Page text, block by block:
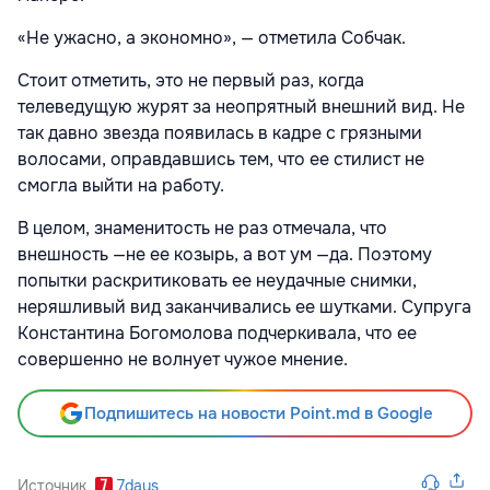
«Не ужасно, а экономно», — отметила Собчак.
Стоит отметить, это не первый раз, когда
телеведущую журят за неопрятный внешний вид. Не
так давно звезда появилась в кадре с грязными
волосами, оправдавшись тем, что ее стилист не
смогла выйти на работу.
В целом, знаменитость не раз отмечала, что
внешность —не ее козырь, а вот ум —да. Поэтому
попытки раскритиковать ее неудачные снимки,
неряшливый вид заканчивались ее шутками. Супруга
Константина Богомолова подчеркивала, что ее
совершенно не волнует чужое мнение.
Подпишитесь на новости Point.md в Google
Источник 7days